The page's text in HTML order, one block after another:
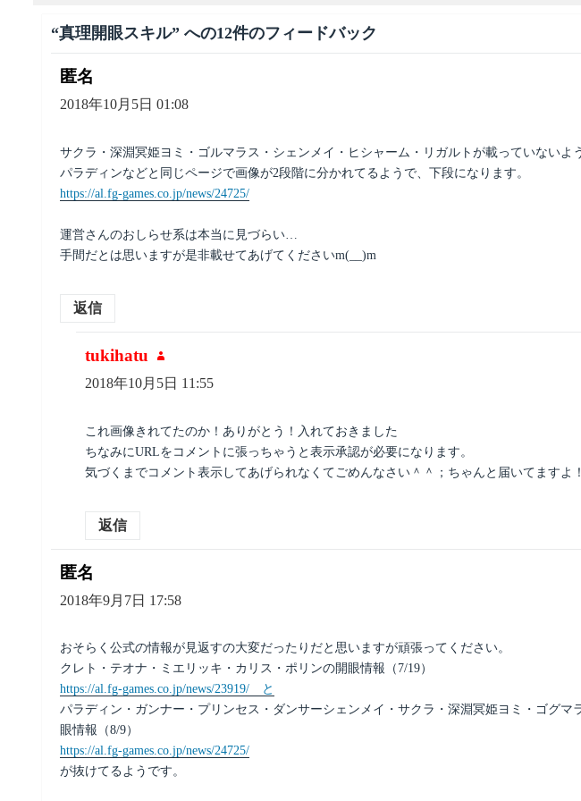
“真理開眼スキル” への12件のフィードバック
匿名
り:
2018年10月5日 01:08
サクラ・深淵冥姫ヨミ・ゴルマラス・シェンメイ・ヒシャーム・リガルトが載っていないよ
パラディンなどと同じページで画像が2段階に分かれてるようで、下段になります。
https://al.fg-games.co.jp/news/24725/
運営さんのおしらせ系は本当に見づらい…
手間だとは思いますが是非載せてあげてくださいm(__)m
返信
tukihatu
よ
り:
2018年10月5日 11:55
これ画像きれてたのか！ありがとう！入れておきました
ちなみにURLをコメントに張っちゃうと表示承認が必要になります。
気づくまでコメント表示してあげられなくてごめんなさい＾＾；ちゃんと届いてますよ！
返信
匿名
り:
2018年9月7日 17:58
おそらく公式の情報が見返すの大変だったりだと思いますが頑張ってください。
クレト・テオナ・ミエリッキ・カリス・ポリンの開眼情報（7/19）
https://al.fg-games.co.jp/news/23919/ と
パラディン・ガンナー・プリンセス・ダンサーシェンメイ・サクラ・深淵冥姫ヨミ・ゴグマ
眼情報（8/9）
https://al.fg-games.co.jp/news/24725/
が抜けてるようです。